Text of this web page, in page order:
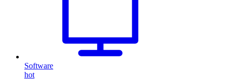
Software
hot